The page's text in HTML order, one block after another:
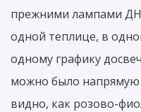
прежними лампами
одной теплице, в
одному графику
можно было напрямую
видно, как розово-